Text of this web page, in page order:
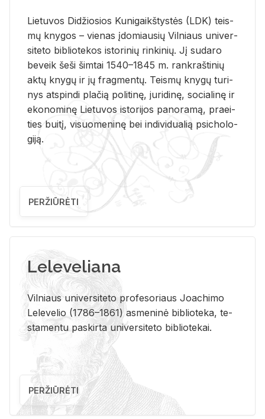
Lie­tu­vos Di­džio­sios Ku­ni­gaikš­tys­tės (LDK) teis­
mų kny­gos – vie­nas įdo­miau­sių Vil­niaus uni­ver­
si­te­to bi­b­lio­te­kos is­to­ri­nių rin­ki­nių. Jį su­da­ro
be­veik šeši šim­tai 1540–1845 m. rank­raš­ti­nių
aktų kny­gų ir jų frag­men­tų. Teis­mų kny­gų tu­ri­
nys at­spin­di pla­čią po­li­ti­nę, ju­ri­di­nę, so­cia­li­nę ir
eko­no­mi­nę Lie­tu­vos is­to­ri­jos pa­no­ra­mą, pra­ei­
ties bui­tį, vi­suo­me­ni­nę bei in­di­vi­dua­lią psi­cho­lo­
gi­ją.
PERŽIŪRĖTI
Leleveliana
Vil­niaus uni­ver­si­te­to pro­fe­so­riaus Jo­a­chi­mo
Le­le­ve­lio (1786–1861) as­me­ni­nė bi­b­lio­te­ka, te­
sta­men­tu pa­skir­ta uni­ver­si­te­to bi­b­lio­te­kai.
PERŽIŪRĖTI